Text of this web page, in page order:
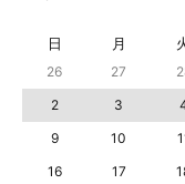
日 月
26 27
2
3
9
10
16
17